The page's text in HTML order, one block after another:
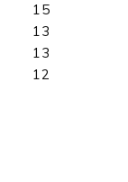
15
13
13
12